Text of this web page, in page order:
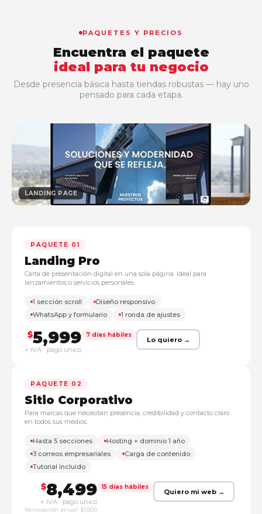
PAQUETES Y PRECIOS
Encuentra el paquete
ideal para tu negocio
Desde presencia básica hasta tiendas robustas — hay uno
pensado para cada etapa.
LANDING PAGE
PAQUETE 01
Landing Pro
Carta de presentación digital en una sola página. Ideal para
lanzamientos o servicios personales.
1 sección scroll
Diseño responsivo
WhatsApp y formulario
1 ronda de ajustes
$5,999
+ IVA · pago único
7 días hábiles
Lo quiero →
PAQUETE 02
Sitio Corporativo
Para marcas que necesitan presencia, credibilidad y contacto claro
en todos sus medios.
Hasta 5 secciones
Hosting + dominio 1 año
3 correos empresariales
Carga de contenido
Tutorial incluido
$8,499
+ IVA · pago único
Renovación anual: $1,500
15 días hábiles
Quiero mi web →